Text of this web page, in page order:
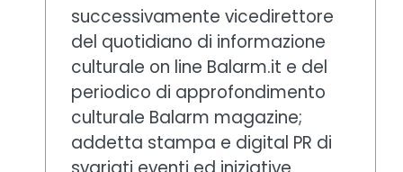
successivamente vicedirettore
del quotidiano di informazione
culturale on line Balarm.it e del
periodico di approfondimento
culturale Balarm magazine;
addetta stampa e digital PR di